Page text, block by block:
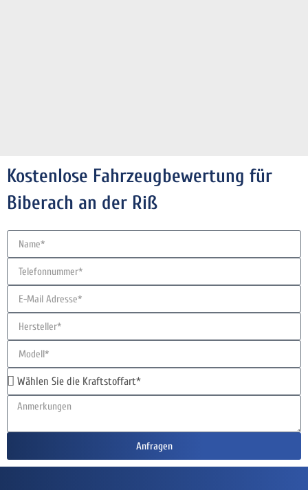
Kostenlose Fahrzeugbewertung für
Biberach an der Riß
Anfragen